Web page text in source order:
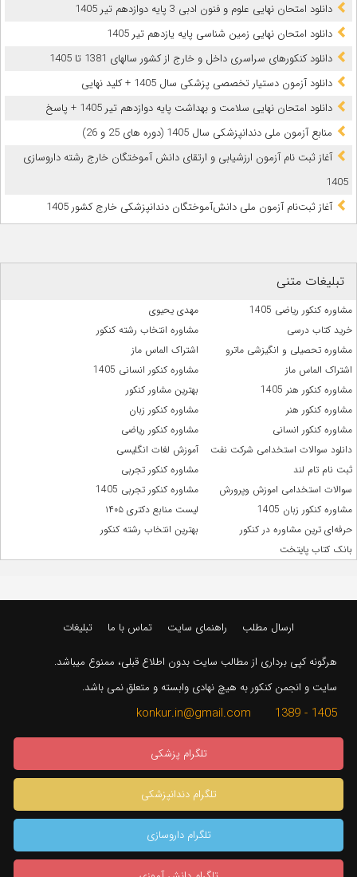
دانلود امتحان نهایی علوم و فنون ادبی 3 پایه دوازدهم تیر 1405
دانلود امتحان نهایی زمین شناسی پایه یازدهم تیر 1405
دانلود کنکورهای سراسری داخل و خارج از کشور سالهای 1381 تا 1405
دانلود آزمون دستیار تخصصی پزشکی سال 1405 + کلید نهایی
دانلود امتحان نهایی سلامت و بهداشت پایه دوازدهم تیر 1405 + پاسخ
ﻣﻨﺎﺑﻊ آزﻣﻮن ﻣﻠﯽ دندانپزشکی سال 1405 (دوره های 25 و 26)
آغاز ثبت نام آزمون‌ ارزشیابی و ارتقای دانش آموختگان خارج رشته داروسازی
1405
آغاز ثبت‌نام آزمون ملی دانش‌آموختگان دندانپزشکی خارج کشور 1405
تبلیغات متنی
مشاوره کنکور ریاضی 1405
مهدی یحیوی
خرید کتاب درسی
مشاوره انتخاب رشته کنکور
مشاوره تحصیلی و انگیزشی ماترو
اشتراک الماس ماز
اشتراک الماس ماز
مشاوره کنکور انسانی 1405
مشاوره کنکور هنر 1405
بهترین مشاور کنکور
مشاوره کنکور هنر
مشاوره کنکور زبان
مشاوره کنکور انسانی
مشاوره کنکور ریاضی
دانلود سوالات استخدامی شرکت نفت
آموزش لغات انگلیسی
ثبت نام تام لند
مشاوره کنکور تجربی
سوالات استخدامی اموزش وپرورش
مشاوره کنکور تجربی 1405
مشاوره کنکور زبان 1405
لیست منابع دکتری ۱۴۰۵
حرفه‌ای ترین مشاوره در کنکور
بهترین انتخاب رشته کنکور
بانک کتاب پایتخت
ارسال مطلب راهنمای سایت تماس با ما تبلیغات
هرگونه کپی برداری از مطالب سایت بدون اطلاع قبلی، ممنوع میباشد.
سایت و انجمن کنکور به هیچ نهادی وابسته و متعلق نمی باشد.
1405 - 1389 konkur.in@gmail.com
تلگرام پزشکی
تلگرام دندانپزشکی
تلگرام داروسازی